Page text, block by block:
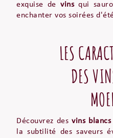
exquise devinsqui
enchanter vos soirées
LES
DES
Découvrez desvins
la subtilité des saveurs